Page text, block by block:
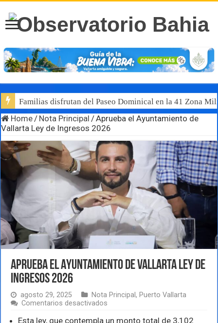
Familias disfrutan del Paseo Dominical en la 41 Zona
Home / Nota Principal /Aprueba el Ayuntamiento de
Vallarta Ley de Ingresos 2026
Aprueba el Ayuntamiento de Vallarta Ley de
Ingresos 2026
agosto 29, 2025 Nota Principal, Puerto Vallarta
Comentarios desactivados
el
Esta ley, que contempla un monto total de 3,102